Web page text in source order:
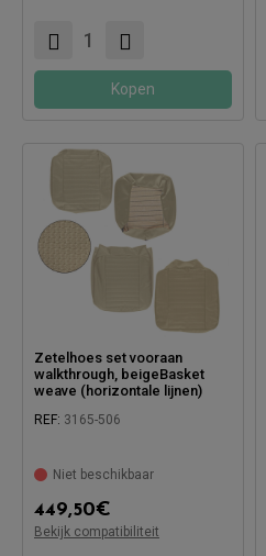
Kopen
Zetelhoes set vooraan
walkthrough, beigeBasket
weave (horizontale lijnen)
REF: 3165-506
Niet beschikbaar
449,50€
Bekijk compatibiliteit
Compatibel met: